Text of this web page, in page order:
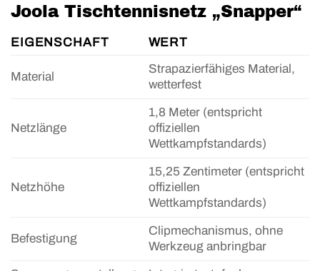
Joola Tischtennisnetz „Snapper“
EIGENSCHAFT WERT
Material
Strapazierfähiges Material,
wetterfest
Netzlänge
1,8 Meter (entspricht
offiziellen
Wettkampfstandards)
Netzhöhe
15,25 Zentimeter (entspricht
offiziellen
Wettkampfstandards)
Befestigung
Clipmechanismus, ohne
Werkzeug anbringbar